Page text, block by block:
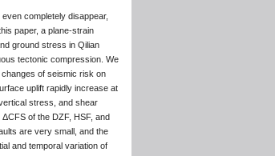
completely disappear,
paper, a plane-strain
ground stress in Qilian
tectonic compression. We
of seismic risk on
uplift rapidly increase at
stress, and shear
of the DZF, HSF, and
are very small, and the
and temporal variation of